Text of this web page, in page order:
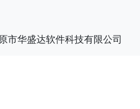
市华盛达软件科技有限公司